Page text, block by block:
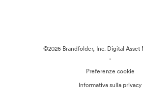
©2026 Brandfolder, Inc. Digital Asset
·
Preferenze cookie
Informativa sulla privacy